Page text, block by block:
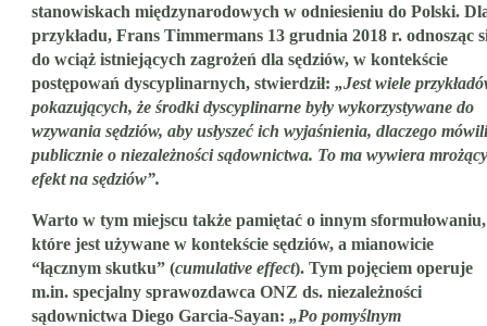
stanowiskach międzynarodowych w odniesieniu do Polski.
przykładu, Frans Timmermans 13 grudnia 2018 r. odnosząc
do wciąż istniejących zagrożeń dla sędziów, w kontekście
postępowań dyscyplinarnych, stwierdził: „Jest wiele
pokazujących, że środki dyscyplinarne były wykorzystywane do
wzywania sędziów, aby usłyszeć ich wyjaśnienia, dlaczego mówili
publicznie o niezależności sądownictwa. To ma wywiera mrożący
efekt na sędziów”.
Warto w tym miejscu także pamiętać o innym sformułowaniu,
które jest używane w kontekście sędziów, a mianowicie
“łącznym skutku” (cumulative effect). Tym pojęciem operuje
m.in. specjalny sprawozdawca ONZ ds. niezależności
sądownictwa Diego Garcia-Sayan: „Po pomyślnym